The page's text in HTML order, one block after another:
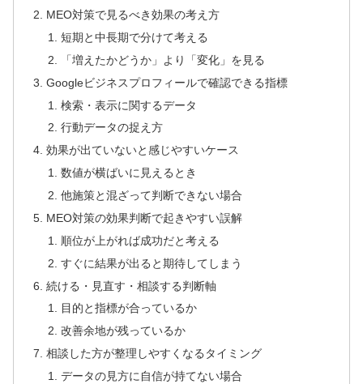
MEO対策で見るべき効果の考え方
短期と中長期で分けて考える
「増えたかどうか」より「変化」を見る
Googleビジネスプロフィールで確認できる指標
検索・表示に関するデータ
行動データの捉え方
効果が出ていないと感じやすいケース
数値が横ばいに見えるとき
他施策と混ざって判断できない場合
MEO対策の効果判断で起きやすい誤解
順位が上がれば成功だと考える
すぐに結果が出ると期待してしまう
続ける・見直す・相談する判断軸
目的と指標が合っているか
改善余地が残っているか
相談した方が整理しやすくなるタイミング
データの見方に自信が持てない場合